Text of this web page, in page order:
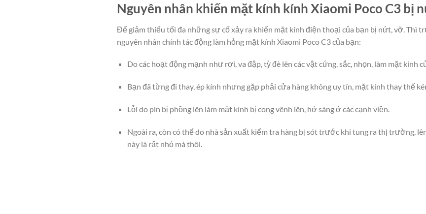
Nguyên nhân khiến mặt kính kính Xiaomi Poco C3 bị
Để giảm thiểu tối đa những sự cố xảy ra khiến mặt kính điện thoại của bạn bị nứt, vỡ. Thì
nguyên nhân chính tác động làm hỏng mặt kính Xiaomi Poco C3 của bạn:
Do các hoạt động mạnh như rơi, va đập, tỳ đè lên các vật cứng, sắc, nhọn, làm mặt kính
Bạn đã từng đi thay, ép kính nhưng gặp phải cửa hàng không uy tín, mặt kính thay thế
Lỗi do pin bị phồng lên làm mặt kính bị cong vênh lên, hở sáng ở các cạnh viền.
Ngoài ra, còn có thể do nhà sản xuất kiểm tra hàng bị sót trước khi tung ra thị trường,
này là rất nhỏ mà thôi.